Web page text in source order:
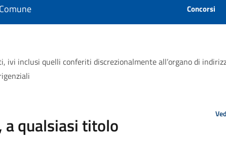
Concorsi
ivi inclusi quelli conferiti discrezionalmente all’organo di
a qualsiasi titolo